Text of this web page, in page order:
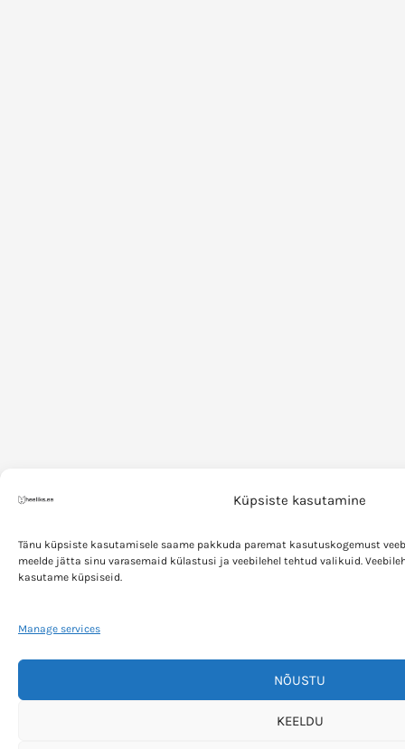
Küpsiste kasutamine
Tänu küpsiste kasutamisele saame pakkuda paremat kasutuskogemust
meelde jätta sinu varasemaid külastusi ja veebilehel tehtud valikuid.
kasutame küpsiseid.
Manage services
NÕUSTU
KEELDU